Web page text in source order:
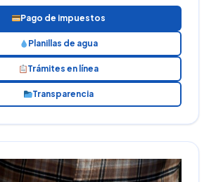
Pago de impuestos
Planillas de agua
Trámites en línea
Transparencia